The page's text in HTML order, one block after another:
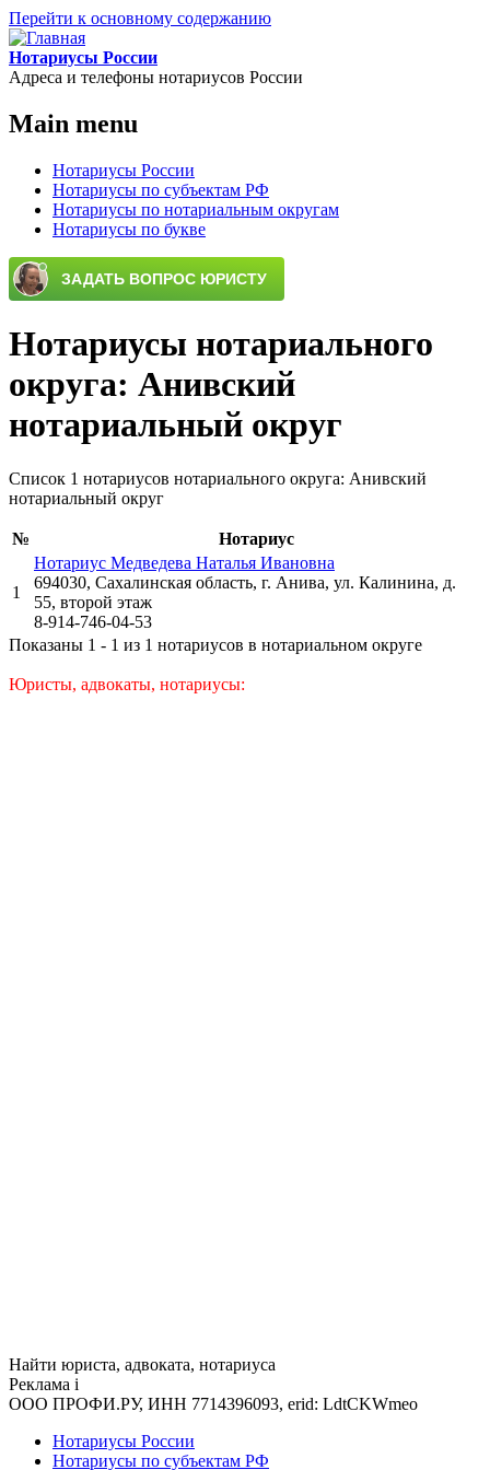
Перейти к основному содержанию
Нотариусы России
Адреса и телефоны нотариусов России
Main menu
Нотариусы России
Нотариусы по субъектам РФ
Нотариусы по нотариальным округам
Нотариусы по букве
Нотариусы нотариального
округа: Анивский
нотариальный округ
Список 1 нотариусов нотариального округа: Анивский
нотариальный округ
№ Нотариус
1
Нотариус Медведева Наталья Ивановна
694030, Сахалинская область, г. Анива, ул. Калинина, д.
55, второй этаж
8-914-746-04-53
Показаны 1 - 1 из 1 нотариусов в нотариальном округе
Юристы, адвокаты, нотариусы:
Найти юриста, адвоката, нотариуса
Реклама i
ООО ПРОФИ.РУ, ИНН 7714396093, erid: LdtCKWmeo
Нотариусы России
Нотариусы по субъектам РФ